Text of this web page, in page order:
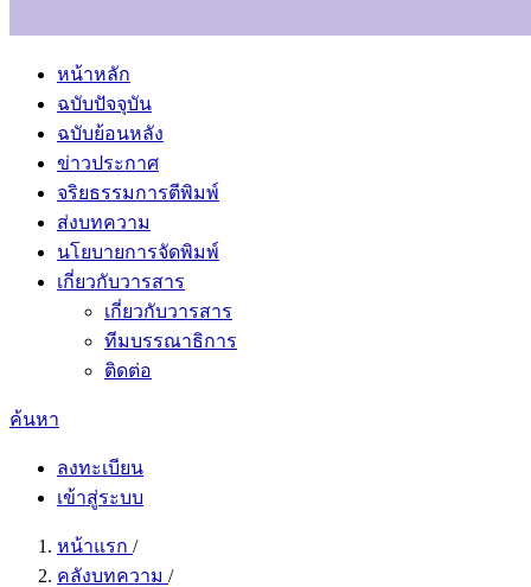
หน้าหลัก
ฉบับปัจจุบัน
ฉบับย้อนหลัง
ข่าวประกาศ
จริยธรรมการตีพิมพ์
ส่งบทความ
นโยบายการจัดพิมพ์
เกี่ยวกับวารสาร
เกี่ยวกับวารสาร
ทีมบรรณาธิการ
ติดต่อ
ค้นหา
ลงทะเบียน
เข้าสู่ระบบ
หน้าแรก /
คลังบทความ /